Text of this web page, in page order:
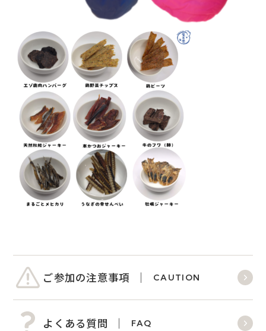
ご参加の注意事項 CAUTION
よくある質問 FAQ